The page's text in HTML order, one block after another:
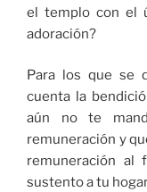
el templo con el
adoración?
Para los que se
cuenta la
aún no te
remuneración y
remuneración al
sustento a tu